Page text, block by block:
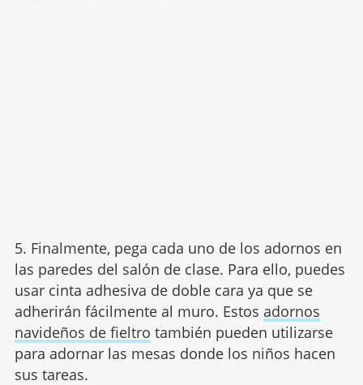
5. Finalmente, pega cada uno de los adornos en
las paredes del salón de clase. Para ello, puedes
usar cinta adhesiva de doble cara ya que se
adherirán fácilmente al muro. Estos adornos
navideños de fieltro también pueden utilizarse
para adornar las mesas donde los niños hacen
sus tareas.